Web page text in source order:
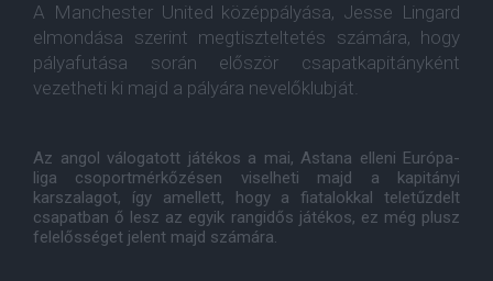
A Manchester United középpályása, Jesse Lingard
elmondása szerint megtiszteltetés számára, hogy
pályafutása során először csapatkapitányként
vezetheti ki majd a pályára nevelőklubját.
Az angol válogatott játékos a mai, Astana elleni Európa-
liga csoportmérkőzésen viselheti majd a kapitányi
karszalagot, így amellett, hogy a fiatalokkal teletűzdelt
csapatban ő lesz az egyik rangidős játékos, ez még plusz
felelősséget jelent majd számára.